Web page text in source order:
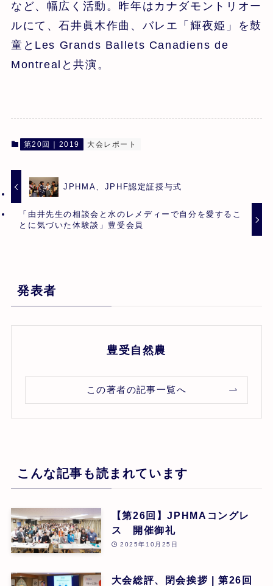
など、幅広く活動。昨年はカナダモントリオー
ルにて、石井眞木作曲、バレエ「輝夜姫」を鼓
童とLes Grands Ballets Canadiens de
Montrealと共演。
第20回｜2019 大会レポート
JPHMA、JPHF認定証授与式
「由井先生の相談会と水のレメディーで自分を愛するこ
とに気づいた体験談」豊受会員
発表者
豊受自然農
この著者の記事一覧へ
こんな記事も読まれています
【第26回】JPHMAコングレ
ス 開催御礼
2025年10月25日
大会総評、閉会挨拶 | 第26回